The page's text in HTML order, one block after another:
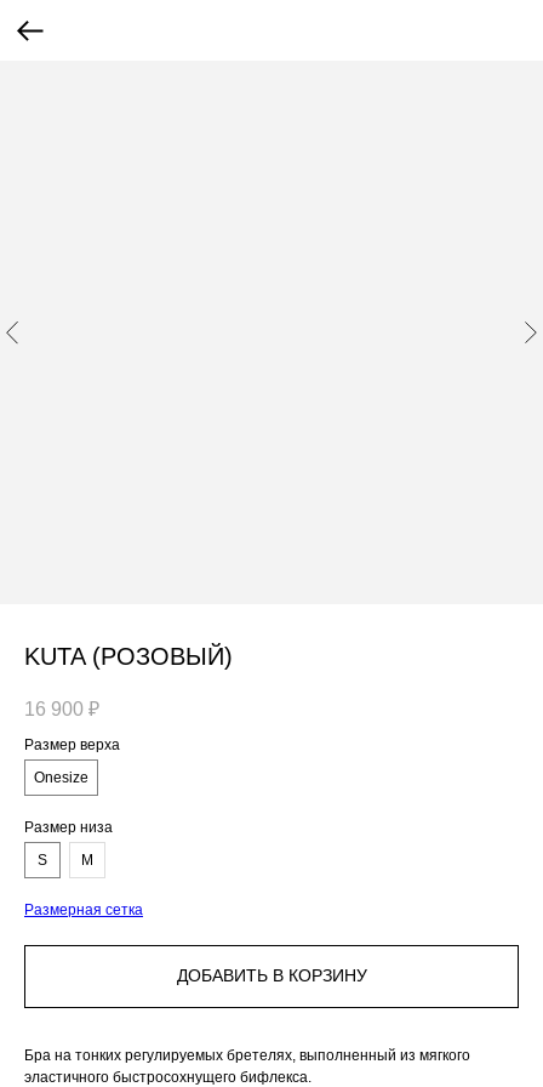
KUTA (РОЗОВЫЙ)
16 900 ₽
Размер верха
Onesize
Размер низа
S
M
Размерная сетка
ДОБАВИТЬ В КОРЗИНУ
Бра на тонких регулируемых бретелях, выполненный из мягкого
эластичного быстросохнущего бифлекса.